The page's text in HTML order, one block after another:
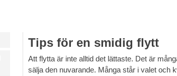
Tips för en smidig flytt
Att flytta är inte alltid det lättaste. Det är
sälja den nuvarande. Många står i valet och